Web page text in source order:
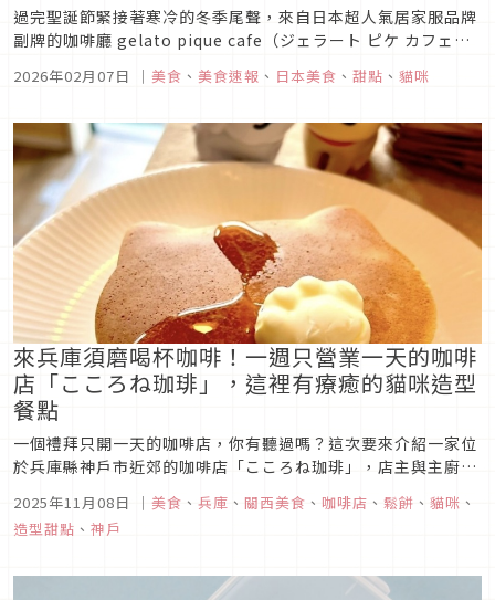
過完聖誕節緊接著寒冷的冬季尾聲，來自日本超人氣居家服品牌
副牌的咖啡廳 gelato pique cafe（ジェラート ピケ カフェ）
期間限定克雷普，將於 2026 年 2 月 13 日至 3 月 4 日期間登
2026年02月07日 ｜ 美食 、 美食速報 、 日本美食 、 甜點 、 貓咪
來兵庫須磨喝杯咖啡！一週只營業一天的咖啡
店「こころね珈琲」，這裡有療癒的貓咪造型
餐點
一個禮拜只開一天的咖啡店，你有聽過嗎？這次要來介紹一家位
於兵庫縣神戶市近郊的咖啡店「こころね珈琲」，店主與主廚是
型有關的餐點呢！這家店為什麼只營業一天？又有哪些造型餐
點？就讓我們一起來探索這家有趣的咖啡店吧！
2025年11月08日 ｜ 美食 、 兵庫 、 關西美食 、 咖啡店 、 鬆餅 、 貓咪 、
造型甜點 、 神戶